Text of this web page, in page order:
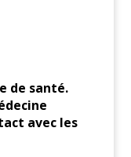
de santé.
avec les